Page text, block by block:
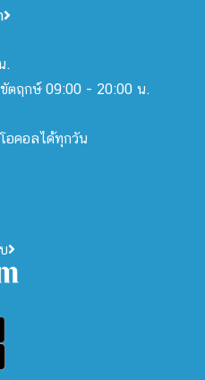
.
ตฤกษ์ 09:00 - 20:00 น.
อคอลได้ทุกวัน